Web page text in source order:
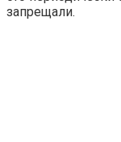
запрещали.